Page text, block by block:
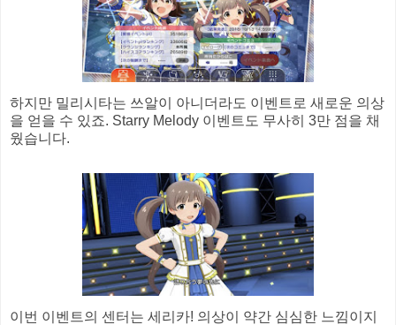
하지만 밀리시타는 쓰알이 아니더라도 이벤트로 새로운 의상
을 얻을 수 있죠. Starry Melody 이벤트도 무사히 3만 점을 채
웠습니다.
이번 이벤트의 센터는 세리카! 의상이 약간 심심한 느낌이지